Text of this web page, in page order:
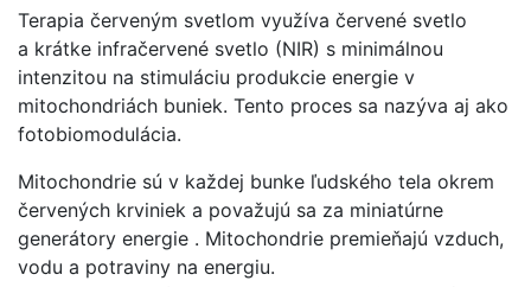
Terapia červeným svetlom využíva červené svetlo
a krátke infračervené svetlo (NIR) s minimálnou
intenzitou na stimuláciu produkcie energie v
mitochondriách buniek. Tento proces sa nazýva aj ako
fotobiomodulácia.
Mitochondrie sú v každej bunke ľudského tela okrem
červených krviniek a považujú sa za miniatúrne
generátory energie . Mitochondrie premieňajú vzduch,
vodu a potraviny na energiu.